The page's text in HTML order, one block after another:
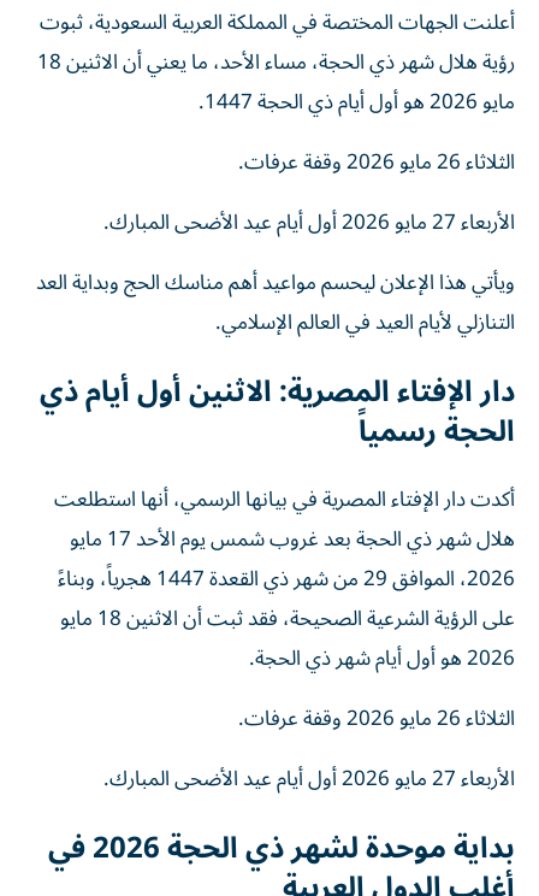
أعلنت الجهات المختصة في المملكة العربية السعودية، ثبوت
رؤية هلال شهر ذي الحجة، مساء الأحد، ما يعني أن الاثنين 18
مايو 2026 هو أول أيام ذي الحجة 1447.
الثلاثاء 26 مايو 2026 وقفة عرفات.
الأربعاء 27 مايو 2026 أول أيام عيد الأضحى المبارك.
ويأتي هذا الإعلان ليحسم مواعيد أهم مناسك الحج وبداية العد
التنازلي لأيام العيد في العالم الإسلامي.
دار الإفتاء المصرية: الاثنين أول أيام ذي
الحجة رسمياً
أكدت دار الإفتاء المصرية في بيانها الرسمي، أنها استطلعت
هلال شهر ذي الحجة بعد غروب شمس يوم الأحد 17 مايو
2026، الموافق 29 من شهر ذي القعدة 1447 هجرياً، وبناءً
على الرؤية الشرعية الصحيحة، فقد ثبت أن الاثنين 18 مايو
2026 هو أول أيام شهر ذي الحجة.
الثلاثاء 26 مايو 2026 وقفة عرفات.
الأربعاء 27 مايو 2026 أول أيام عيد الأضحى المبارك.
بداية موحدة لشهر ذي الحجة 2026 في